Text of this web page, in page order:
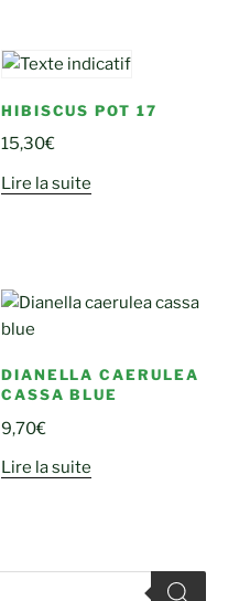
HIBISCUS POT 17
15,30€
Lire la suite
DIANELLA CAERULEA
CASSA BLUE
9,70€
Lire la suite